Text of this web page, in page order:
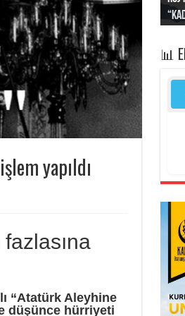
yapıldı
“Atatürk Aleyhine
düşünce hürriyeti
📊